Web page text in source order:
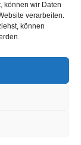
können wir Daten
verarbeiten.
können